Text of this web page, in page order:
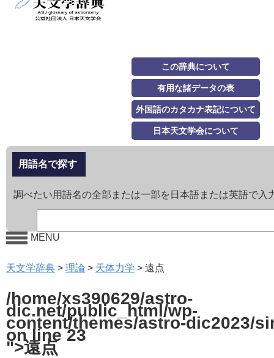
この辞典について
有用な諸データの表
外国語のカタカナ表記について
日本天文学会について
用語名で探す
調べたい用語名の全部または一部を日本語または英語で入
MENU
天文学辞典 > 理論 > 天体力学 > 遠点
/home/xs390629/astro-
dic.net/public_html/wp-
content/themes/astro-dic2023/
on line 23
">遠点